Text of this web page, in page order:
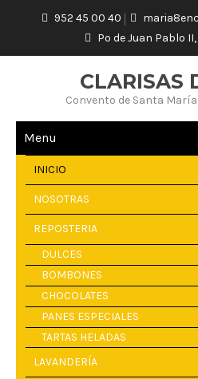
952 45 00 40
Pº de Juan Pablo
CLARISAS
Convento de Santa
Menu
INICIO
NOSOTRAS
REPOSTERIA
DULCES
BOMBONES
CHOCOLATES
PANES ESPECIALES
TARTAS HELADAS
LAVANDERÍA